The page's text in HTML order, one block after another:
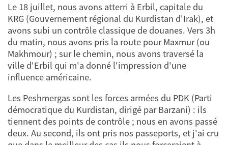
Le 18 juillet, nous avons atterri à Erbil, capitale du
KRG (Gouvernement régional du Kurdistan d'Irak), et
avons subi un contrôle classique de douanes. Vers 3h
du matin, nous avons pris la route pour Maxmur (ou
Makhmour) ; sur le chemin, nous avons traversé la
ville d'Erbil qui m'a donné l'impression d'une
influence américaine.
Les Peshmergas sont les forces armées du PDK (Parti
démocratique du Kurdistan, dirigé par Barzani) : ils
tiennent des points de contrôle ; nous en avons passé
deux. Au second, ils ont pris nos passeports, et j'ai cru